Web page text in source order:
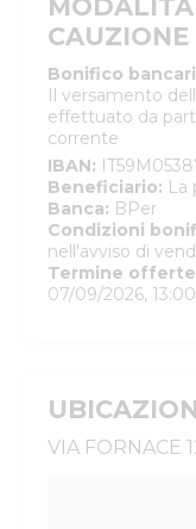
CAUZIONE
Bonifico
Il versamento
effettuato da
corrente
IBAN:
Beneficiario: La
Banca: BPer
Condizioni
nell'avviso di
Termine
07/09/2026, 13:00
VIA FORNACE